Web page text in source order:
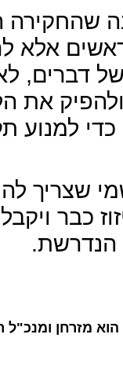
שהחקירה
אלא
דברים,
את
למנוע
שצריך
כבר
מזרחן ומנכ"ל